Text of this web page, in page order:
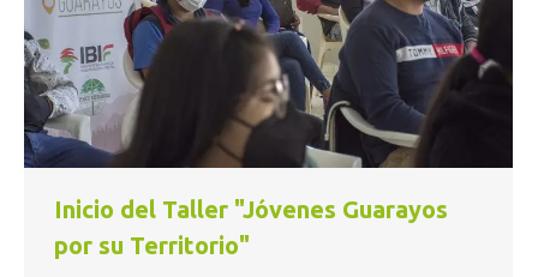
Inicio del Taller "Jóvenes Guarayos
por su Territorio"